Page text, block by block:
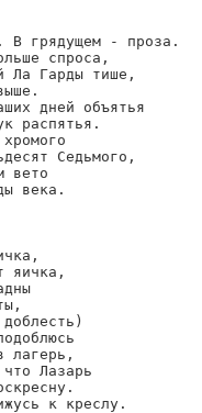
В грядущем - проза.
спроса,
Ла Гарды тише,
дней объятья
распятья.
Седьмого,
вето
века.
яичка,
лагерь,
Лазарь
к креслу.